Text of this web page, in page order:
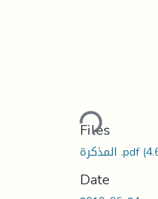
Loading...
Files
المذكرة .pdf
Date